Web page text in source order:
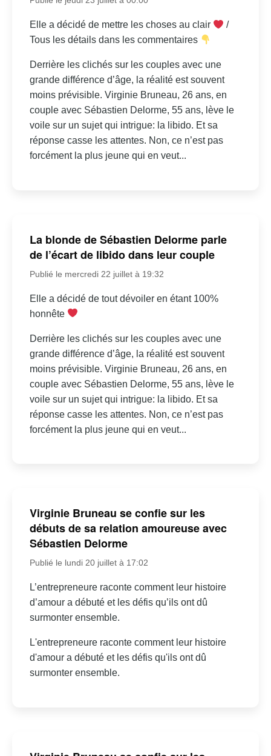
Elle a décidé de mettre les choses au clair
/
Tous les détails dans les commentaires
Derrière les clichés sur les couples avec une
grande différence d’âge, la réalité est souvent
moins prévisible. Virginie Bruneau, 26 ans, en
couple avec Sébastien Delorme, 55 ans, lève le
voile sur un sujet qui intrigue: la libido. Et sa
réponse casse les attentes. Non, ce n’est pas
forcément la plus jeune qui en veut...
La blonde de Sébastien Delorme parle
de l’écart de libido dans leur couple
Publié le mercredi 22 juillet à 19:32
Elle a décidé de tout dévoiler en étant 100%
honnête
Derrière les clichés sur les couples avec une
grande différence d’âge, la réalité est souvent
moins prévisible. Virginie Bruneau, 26 ans, en
couple avec Sébastien Delorme, 55 ans, lève le
voile sur un sujet qui intrigue: la libido. Et sa
réponse casse les attentes. Non, ce n’est pas
forcément la plus jeune qui en veut...
Virginie Bruneau se confie sur les
débuts de sa relation amoureuse avec
Sébastien Delorme
Publié le lundi 20 juillet à 17:02
L’entrepreneure raconte comment leur histoire
d’amour a débuté et les défis qu’ils ont dû
surmonter ensemble.
L'entrepreneure raconte comment leur histoire
d'amour a débuté et les défis qu'ils ont dû
surmonter ensemble.